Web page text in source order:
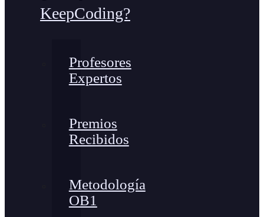
KeepCoding?
Profesores
Expertos
Premios
Recibidos
Metodología
OB1